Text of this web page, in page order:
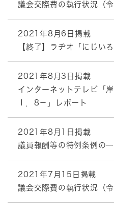
議会交際費の執行状況（
2021年8月6日掲載
【終了】ラヂオ「にじいろ
2021年8月3日掲載
インターネットテレビ「
ｌ．8－」レポート
2021年8月1日掲載
議員報酬等の特例条例の
2021年7月15日掲載
議会交際費の執行状況（